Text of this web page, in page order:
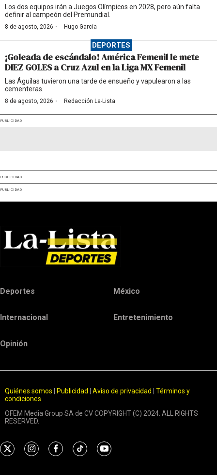
Los dos equipos irán a Juegos Olímpicos en 2028, pero aún falta
definir al campeón del Premundial.
8 de agosto, 2026 · Hugo García
DEPORTES
¡Goleada de escándalo! América Femenil le mete
DIEZ GOLES a Cruz Azul en la Liga MX Femenil
Las Águilas tuvieron una tarde de ensueño y vapulearon a las
cementeras.
8 de agosto, 2026 · Redacción La-Lista
PUBLICIDAD
PUBLICIDAD
PUBLICIDAD
Deportes México
Internacional Entretenimiento
Opinión
Quiénes somos | Publicidad | Aviso de privacidad | Términos y
condiciones
OFEM Media Group SA de CV COPYRIGHT (C) 2024. ALL RIGHTS
RESERVED.
t
i
f
t
y